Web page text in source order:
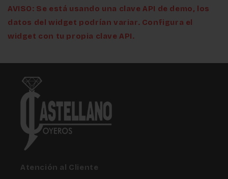
AVISO: Se está usando una clave API de demo, los
datos del widget podrían variar. Configura el
widget con tu propia clave API.
Atención al Cliente